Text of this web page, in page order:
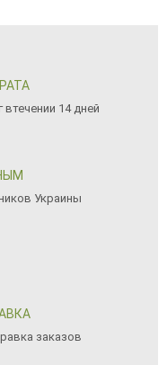
14 дней
Украины
заказов